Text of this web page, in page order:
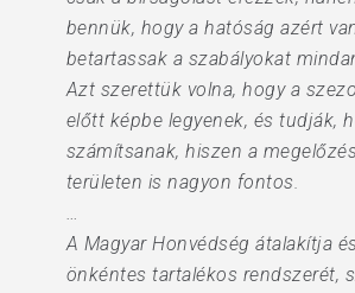
bennük, hogy a hatóság azért
betartassak a szabályokat
Azt szerettük volna, hogy a
előtt képbe legyenek, és tudják,
számítsanak, hiszen a
területen is nagyon fontos.
…
A Magyar Honvédség átalakítja
önkéntes tartalékos rendszerét,